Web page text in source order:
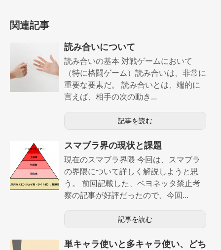
関連記事
読み合いについて
読み合いの基本 対戦ゲームにおいて
（特に格闘ゲーム）読み合いは、非常に
重要な要素だ。 読み合いとは、端的に
言えば、相手の次の動き...
記事を読む
スマブラ界の現状と課題
現在のスマブラ界隈 今回は、スマブラ
の界隈について詳しく解説しようと思
う。 前回記載した、ベヨネッタ禁止考
察の記事が好評だったので、今回...
記事を読む
単キャラ使いと多キャラ使い、どち